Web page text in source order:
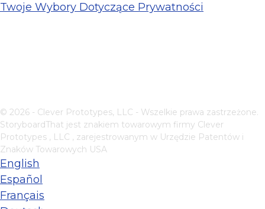
Twoje Wybory Dotyczące Prywatności
© 2026 - Clever Prototypes, LLC - Wszelkie prawa zastrzeżone.
StoryboardThat jest znakiem towarowym firmy Clever
Prototypes , LLC , zarejestrowanym w Urzędzie Patentów i
Znaków Towarowych USA
English
Español
Français